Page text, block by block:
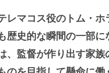
レマコス役のトム・ホ
歴史的な瞬間の一部
、監督が作り出す家